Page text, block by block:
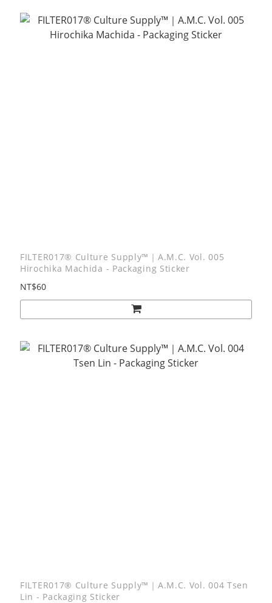
FILTER017® Culture Supply™｜A.M.C. Vol. 005
Hirochika Machida - Packaging Sticker
NT$60
FILTER017® Culture Supply™｜A.M.C. Vol. 004 Tsen
Lin - Packaging Sticker